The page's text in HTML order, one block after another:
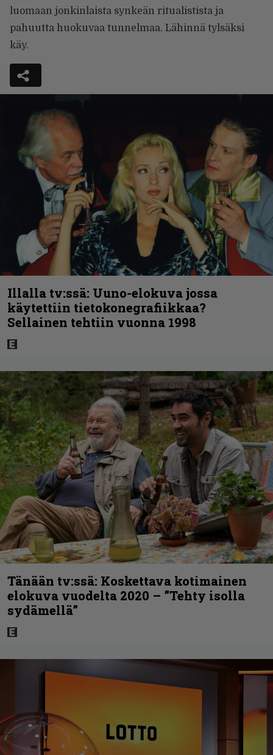
luomaan jonkinlaista synkeän ritualistista ja
pahuutta huokuvaa tunnelmaa. Lähinnä tylsäksi
käy.
Illalla tv:ssä: Uuno-elokuva jossa
käytettiin tietokonegrafiikkaa?
Sellainen tehtiin vuonna 1998
Tänään tv:ssä: Koskettava kotimainen
elokuva vuodelta 2020 – ”Tehty isolla
sydämellä”